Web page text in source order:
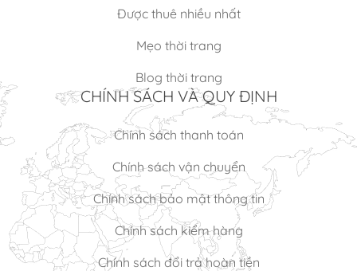
Được thuê nhiều nhất
Mẹo thời trang
Blog thời trang
CHÍNH SÁCH VÀ QUY ĐỊNH
Chính sách thanh toán
Chính sách vận chuyển
Chính sách bảo mật thông tin
Chính sách kiểm hàng
Chính sách đổi trả hoàn tiền